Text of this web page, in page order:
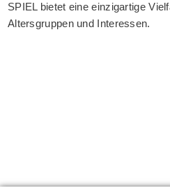
SPIEL bietet eine einzigartige
Altersgruppen und Interessen.